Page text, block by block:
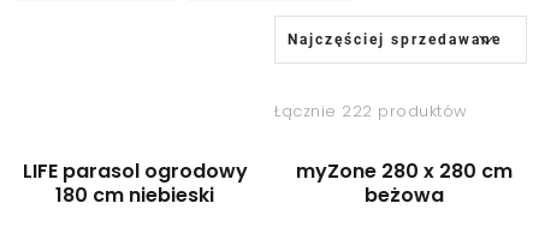
a
Łącznie 222 produktów
S
o
r
Najczęściej sprzedawane
LIFE parasol ogrodowy
180 cm niebieski
myZone 280 x 280 cm
beżowa